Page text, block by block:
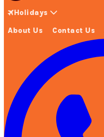
Holidays
About Us Contact Us